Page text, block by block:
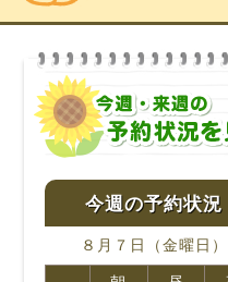
８月７日（金曜日）